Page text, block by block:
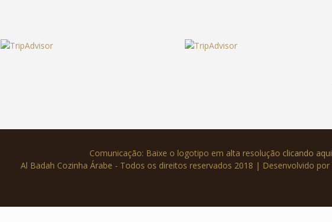
Comunicação: Baixe o logotipo em alta resolução clicando aqui
Al Badah Cozinha Árabe - Todos os direitos reservados 2018 | Desenvolvido por